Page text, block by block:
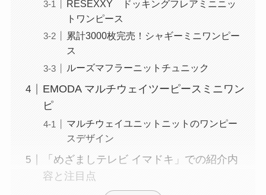
RESEXXY ドッキングフレアミニニッ
トワンピース
累計3000枚完売！シャギーミニワンピー
ス
ルーズマフラーニットチュニック
EMODA マルチウェイツーピースミニワン
ピ
マルチウェイユニットニットのワンピー
スデザイン
「めざましテレビ イマドキ」での紹介内
容と注目点